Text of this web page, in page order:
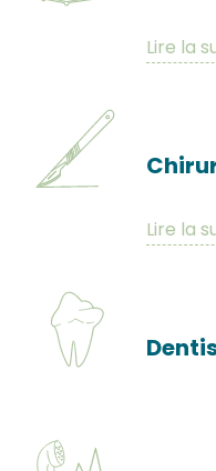
Lire la
Lire la